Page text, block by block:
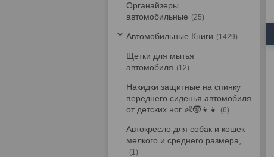
Органайзеры
автомобильные
25
Автомобильные Книги 1429
Щетки для мытья
автомобиля
12
Накидки защитные на спинку
переднего сиденья автомобиля
от детских ног 👶🧒👦👧
6
Автокресло для собак и кошек
мелкого и среднего размера,
1